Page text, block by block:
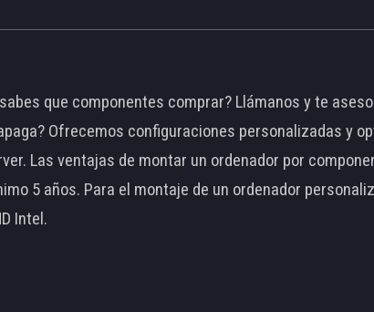
que componentes comprar? Llámanos y te
Ofrecemos configuraciones personalizadas y
Las ventajas de montar un ordenador por
5 años. Para el montaje de un ordenador
Intel.